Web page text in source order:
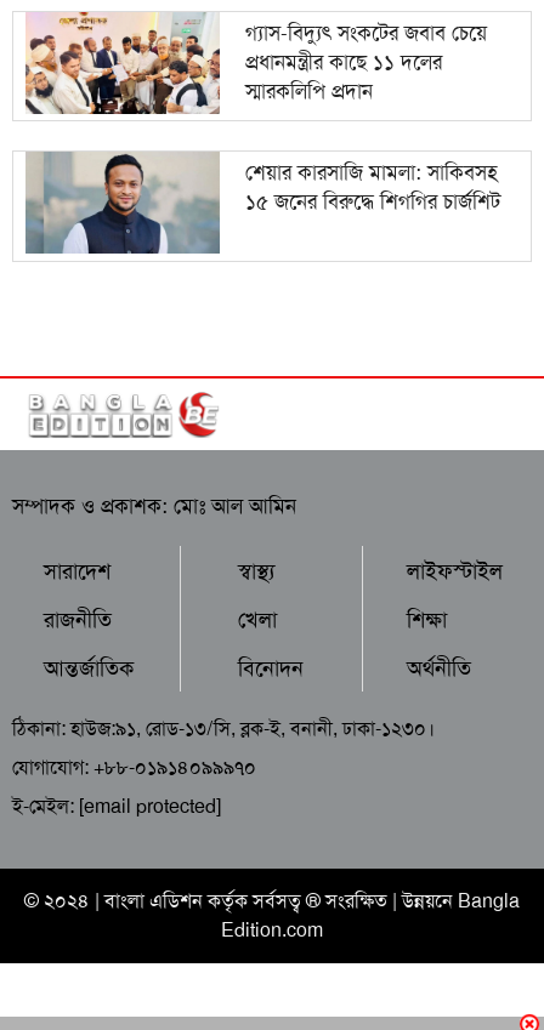
গ্যাস-বিদ্যুৎ সংকটের জবাব চেয়ে
প্রধানমন্ত্রীর কাছে ১১ দলের
স্মারকলিপি প্রদান
শেয়ার কারসাজি মামলা: সাকিবসহ
১৫ জনের বিরুদ্ধে শিগগির চার্জশিট
সম্পাদক ও প্রকাশক: মোঃ আল আমিন
সারাদেশ
রাজনীতি
আন্তর্জাতিক
স্বাস্থ্য
খেলা
বিনোদন
লাইফস্টাইল
শিক্ষা
অর্থনীতি
ঠিকানা: হাউজ:৯১, রোড-১৩/সি, ব্লক-ই, বনানী, ঢাকা-১২৩০।
যোগাযোগ: +৮৮-০১৯১৪০৯৯৯৭০
ই-মেইল: [email protected]
© ২০২৪ |বাংলা এডিশনকর্তৃক সর্বসত্ব ® সংরক্ষিত | উন্নয়নে Bangla
Edition.com